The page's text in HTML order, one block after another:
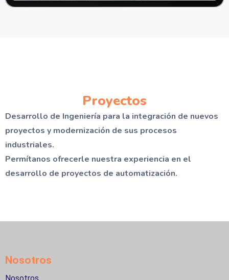
Proyectos
Desarrollo de Ingeniería para la integración de nuevos
proyectos y modernización de sus procesos
industriales.
Permítanos ofrecerle nuestra experiencia en el
desarrollo de proyectos de automatización.
Nosotros